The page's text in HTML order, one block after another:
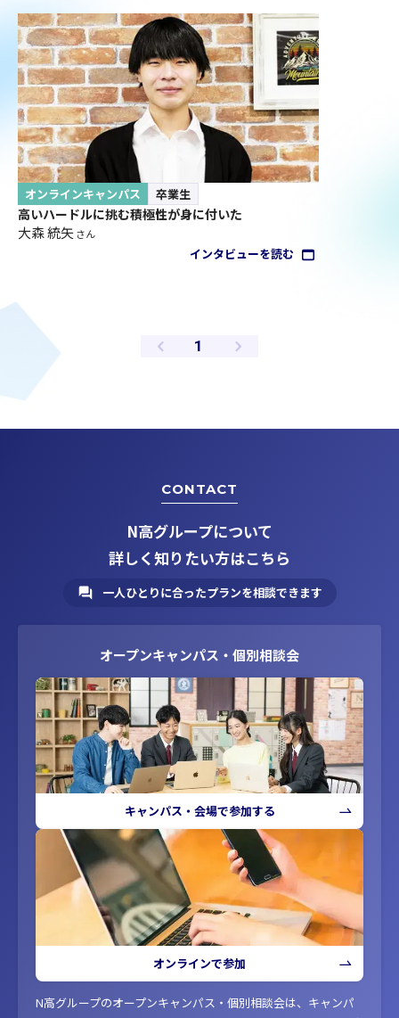
オンラインキャンパス 卒業生
高いハードルに挑む積極性が身に付いた
大森 統矢さん
インタビューを読む
1
ペ
CONTACT
N高グループについて
詳しく知りたい方はこちら
一人ひとりに合ったプランを相談できます
オープンキャンパス・個別相談会
キャンパス・会場で参加する
オンラインで参加
N高グループのオープンキャンパス・個別相談会は、キャンパ